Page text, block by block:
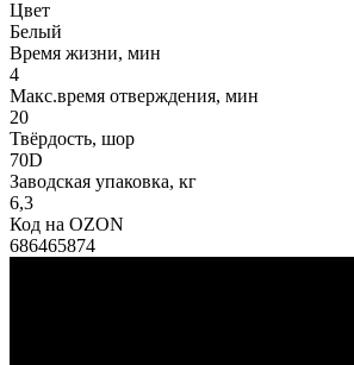
Цвет
Белый
Время жизни, мин
4
Макс.время отверждения, мин
20
Твёрдость, шор
70D
Заводская упаковка, кг
6,3
Код на OZON
686465874